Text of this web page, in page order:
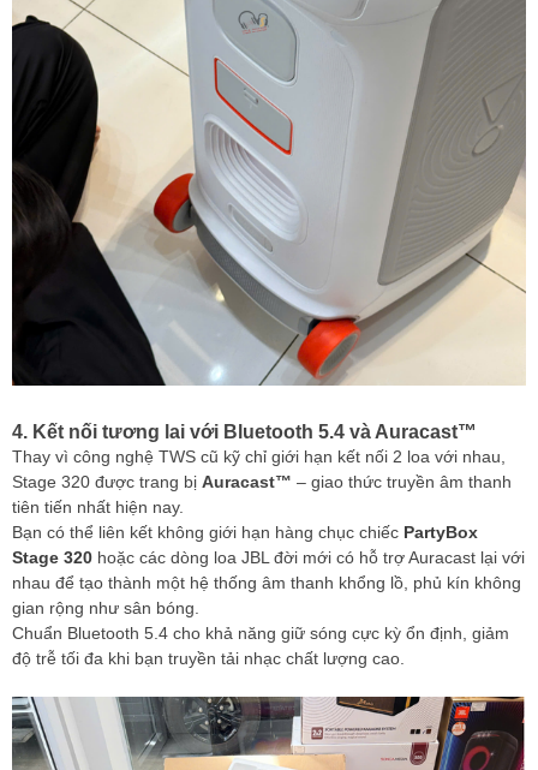
4. Kết nối tương lai với Bluetooth 5.4 và Auracast™
Thay vì công nghệ TWS cũ kỹ chỉ giới hạn kết nối 2 loa với nhau,
Stage 320 được trang bị Auracast™ – giao thức truyền âm thanh
tiên tiến nhất hiện nay.
Bạn có thể liên kết không giới hạn hàng chục chiếc PartyBox
Stage 320 hoặc các dòng loa JBL đời mới có hỗ trợ Auracast lại với
nhau để tạo thành một hệ thống âm thanh khổng lồ, phủ kín không
gian rộng như sân bóng.
Chuẩn Bluetooth 5.4 cho khả năng giữ sóng cực kỳ ổn định, giảm
độ trễ tối đa khi bạn truyền tải nhạc chất lượng cao.